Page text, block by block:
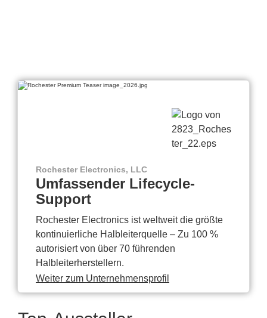
Rochester Electronics, LLC
Umfassender Lifecycle-
Support
Rochester Electronics ist weltweit die größte
kontinuierliche Halbleiterquelle – Zu 100 %
autorisiert von über 70 führenden
Halbleiterherstellern.
Weiter zum Unternehmensprofil